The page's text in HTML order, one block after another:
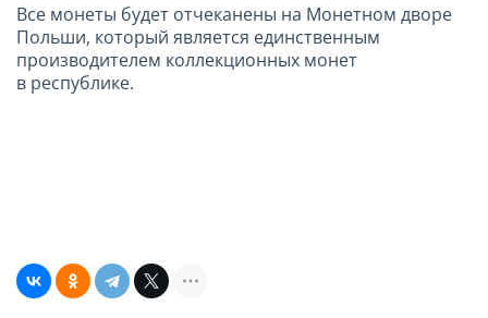
Все монеты будет отчеканены на Монетном дворе
Польши, который является единственным
производителем коллекционных монет
в республике.